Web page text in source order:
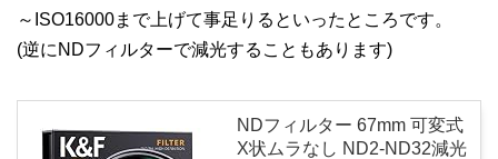
～ISO16000まで上げて事足りるといったところです。
(逆にNDフィルターで減光することもあります)
NDフィルター 67mm 可変式
X状ムラなし ND2-ND32減光